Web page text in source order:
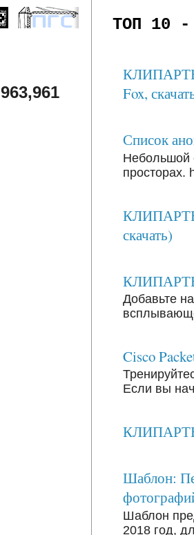
ТОП 10 -
КЛИПАРТЫ:
Fox,
Список
Небольшой
просторах.
скачать)
КЛИПАРТЫ:
Добавьте
Cisco
Если вы
КЛИПАРТЫ:
Шаблон:
Шаблон
2018 год,
963,961